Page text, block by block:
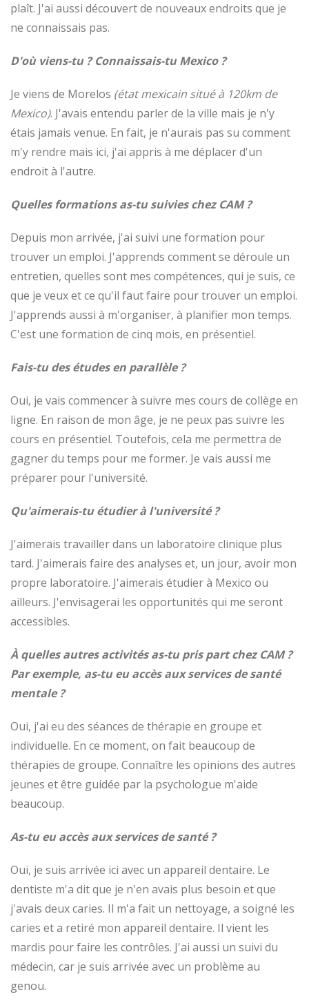
plaît. J'ai aussi découvert de nouveaux endroits que je
ne connaissais pas.
D'où viens-tu ? Connaissais-tu Mexico ?
Je viens de Morelos (état mexicain situé à 120km de
Mexico). J'avais entendu parler de la ville mais je n'y
étais jamais venue. En fait, je n'aurais pas su comment
m'y rendre mais ici, j'ai appris à me déplacer d'un
endroit à l'autre.
Quelles formations as-tu suivies chez CAM ?
Depuis mon arrivée, j'ai suivi une formation pour
trouver un emploi. J'apprends comment se déroule un
entretien, quelles sont mes compétences, qui je suis, ce
que je veux et ce qu'il faut faire pour trouver un emploi.
J'apprends aussi à m'organiser, à planifier mon temps.
C'est une formation de cinq mois, en présentiel.
Fais-tu des études en parallèle ?
Oui, je vais commencer à suivre mes cours de collège en
ligne. En raison de mon âge, je ne peux pas suivre les
cours en présentiel. Toutefois, cela me permettra de
gagner du temps pour me former. Je vais aussi me
préparer pour l'université.
Qu'aimerais-tu étudier à l'université ?
J'aimerais travailler dans un laboratoire clinique plus
tard. J'aimerais faire des analyses et, un jour, avoir mon
propre laboratoire. J'aimerais étudier à Mexico ou
ailleurs. J'envisagerai les opportunités qui me seront
accessibles.
À quelles autres activités as-tu pris part chez CAM ?
Par exemple, as-tu eu accès aux services de santé
mentale ?
Oui, j'ai eu des séances de thérapie en groupe et
individuelle. En ce moment, on fait beaucoup de
thérapies de groupe. Connaître les opinions des autres
jeunes et être guidée par la psychologue m'aide
beaucoup.
As-tu eu accès aux services de santé ?
Oui, je suis arrivée ici avec un appareil dentaire. Le
dentiste m'a dit que je n'en avais plus besoin et que
j'avais deux caries. Il m'a fait un nettoyage, a soigné les
caries et a retiré mon appareil dentaire. Il vient les
mardis pour faire les contrôles. J'ai aussi un suivi du
médecin, car je suis arrivée avec un problème au
genou.